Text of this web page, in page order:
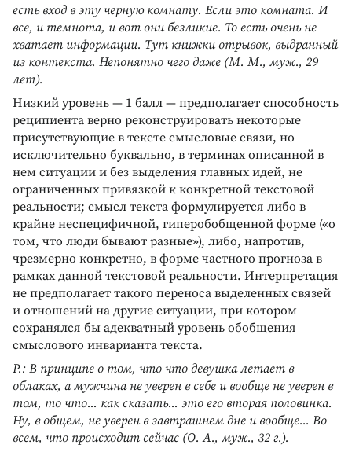
есть вход в эту черную комнату. Если это комната. И
все, и темнота, и вот они безликие. То есть очень не
хватает информации. Тут книжки отрывок, выдранный
из контекста. Непонятно чего даже (М. М., муж., 29
лет).
Низкий уровень — 1 балл — предполагает способность
реципиента верно реконструировать некоторые
присутствующие в тексте смысловые связи, но
исключительно буквально, в терминах описанной в
нем ситуации и без выделения главных идей, не
ограниченных привязкой к конкретной текстовой
реальности; смысл текста формулируется либо в
крайне неспецифичной, гиперобобщенной форме («о
том, что люди бывают разные»), либо, напротив,
чрезмерно конкретно, в форме частного прогноза в
рамках данной текстовой реальности. Интерпретация
не предполагает такого переноса выделенных связей
и отношений на другие ситуации, при котором
сохранялся бы адекватный уровень обобщения
смыслового инварианта текста.
Р.: В принципе о том, что что девушка летает в
облаках, а мужчина не уверен в себе и вообще не уверен в
том, то что... как сказать... это его вторая половинка.
Ну, в общем, не уверен в завтрашнем дне и вообще... Во
всем, что происходит сейчас (О. А., муж., 32 г.).